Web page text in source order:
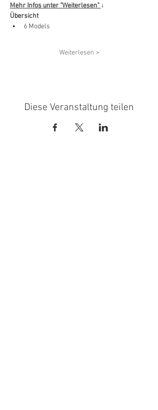
Mehr Infos unter "Weiterlesen" ↓
Übersicht
6 Models
Weiterlesen >
Diese Veranstaltung teilen